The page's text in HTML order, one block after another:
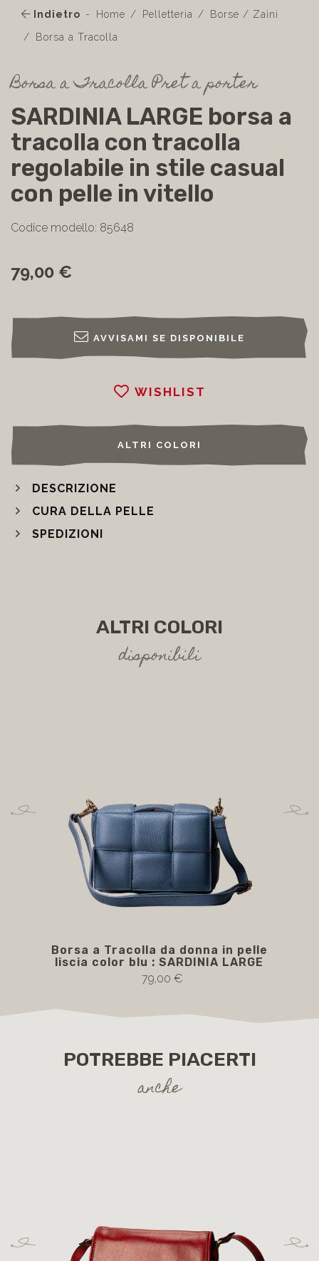
Indietro Home Pelletteria
Borse / Zaini
Borsa a Tracolla
Borsa a Tracolla Pret a porter
SARDINIA LARGE borsa a
tracolla con tracolla
regolabile in stile casual
con pelle in vitello
Codice modello: 85648
79,00 €
AVVISAMI SE DISPONIBILE
WISHLIST
ALTRI COLORI
DESCRIZIONE
CURA DELLA PELLE
SPEDIZIONI
ALTRI COLORI
disponibili
Borsa a Tracolla da donna in pelle
liscia color blu : SARDINIA LARGE
79,00 €
POTREBBE PIACERTI
anche